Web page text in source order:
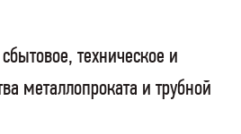
техническое и
металлопроката и трубной